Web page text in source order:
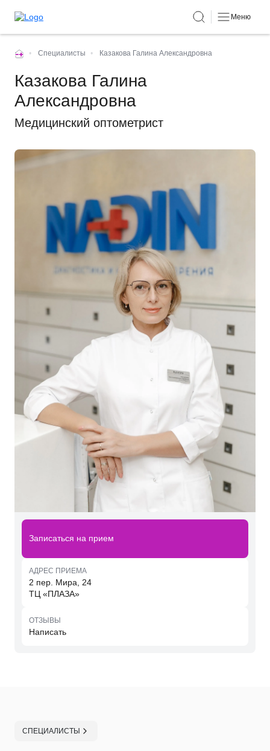
Меню
• Специалисты • Казакова Галина Александровна
Казакова Галина
Александровна
Медицинский оптометрист
Записаться на прием
АДРЕС ПРИЕМА
2 пер. Мира, 24
ТЦ «ПЛАЗА»
ОТЗЫВЫ
Написать
СПЕЦИАЛИСТЫ